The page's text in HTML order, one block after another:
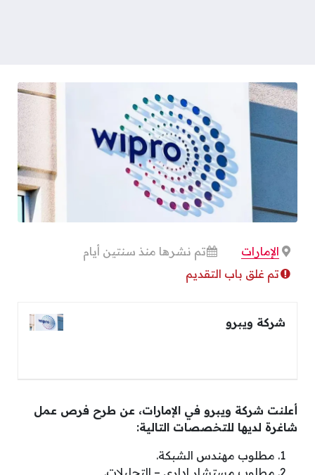
الإمارات
تم نشرها منذ سنتين أيام
تم غلق باب التقديم
شركة ويبرو
أعلنت شركة ويبرو في الإمارات، عن طرح فرص عمل
شاغرة لديها للتخصصات التالية:
مطلوب مهندس الشبكة.